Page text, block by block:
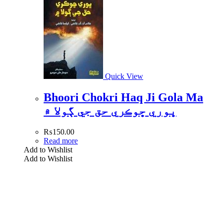
Quick View
Bhoori Chokri Haq Ji Gola Ma
ڀوري ڇوڪري حق جي ڳولا ۾
₨150.00
Read more
Add to Wishlist
Add to Wishlist